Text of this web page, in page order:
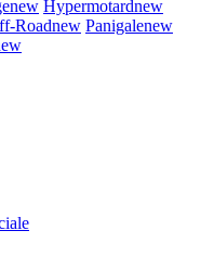
new Hypermotardnew
Roadnew Panigalenew